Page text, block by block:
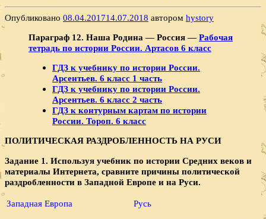
Опубликовано 08.04.201714.07.2018 автором hystory
Параграф 12. Наша Родина — Россия —Рабочая
тетрадь по истории России. Артасов 6 класс
ГДЗ к учебнику по истории России.
Арсентьев. 6 класс 1 часть
ГДЗ к учебнику по истории России.
Арсентьев. 6 класс 2 часть
ГДЗ к контурным картам по истории
России. Тороп. 6 класс
ПОЛИТИЧЕСКАЯ РАЗДРОБЛЕННОСТЬ НА РУСИ
Задание 1. Используя учебник по истории Средних веков и
материалы Интернета, сравните причины политической
раздробленности в Западной Европе и на Руси.
Западная Европа Русь